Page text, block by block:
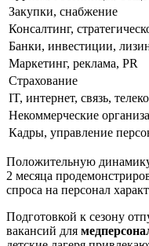
Закупки, снабжение
Консалтинг,
Банки, инвестиции,
Маркетинг, реклама, PR
Страхование
IT, интернет, связь,
Некоммерческие
Кадры, управление
Положительную динамику
2 месяца
спроса на персонал
Подготовкой к сезону
вакансий для